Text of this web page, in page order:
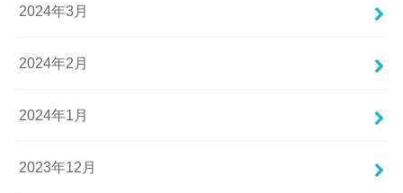
2024年3月
2024年2月
2024年1月
2023年12月